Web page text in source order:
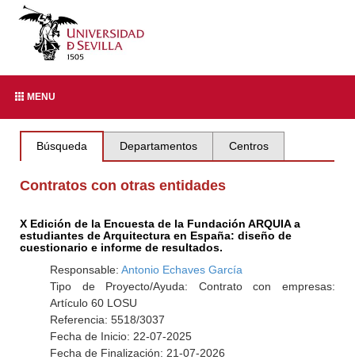
MENU
Búsqueda Departamentos Centros
Contratos con otras entidades
X Edición de la Encuesta de la Fundación ARQUIA a
estudiantes de Arquitectura en España: diseño de
cuestionario e informe de resultados.
Responsable: Antonio Echaves García
Tipo de Proyecto/Ayuda: Contrato con empresas:
Artículo 60 LOSU
Referencia: 5518/3037
Fecha de Inicio: 22-07-2025
Fecha de Finalización: 21-07-2026